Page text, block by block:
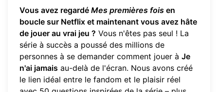
Vous avez regardé Mes premières fois en
boucle sur Netflix et maintenant vous avez hâte
de jouer au vrai jeu ? Vous n'êtes pas seul ! La
série à succès a poussé des millions de
personnes à se demander comment jouer à Je
n'ai jamais au-delà de l'écran. Nous avons créé
le lien idéal entre le fandom et le plaisir réel